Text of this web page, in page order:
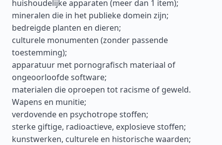
huishoudelijke apparaten (meer dan 1 item);
mineralen die in het publieke domein zijn;
bedreigde planten en dieren;
culturele monumenten (zonder passende
toestemming);
apparatuur met pornografisch materiaal of
ongeoorloofde software;
materialen die oproepen tot racisme of geweld.
Wapens en munitie;
verdovende en psychotrope stoffen;
sterke giftige, radioactieve, explosieve stoffen;
kunstwerken, culturele en historische waarden;